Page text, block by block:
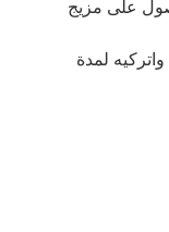
على مزيج
لمدة